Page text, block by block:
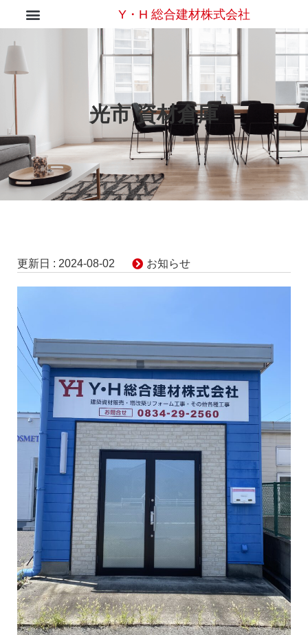
Y・H 総合建材株式会社
光市 資材倉庫
更新日 : 2024-08-02 お知らせ